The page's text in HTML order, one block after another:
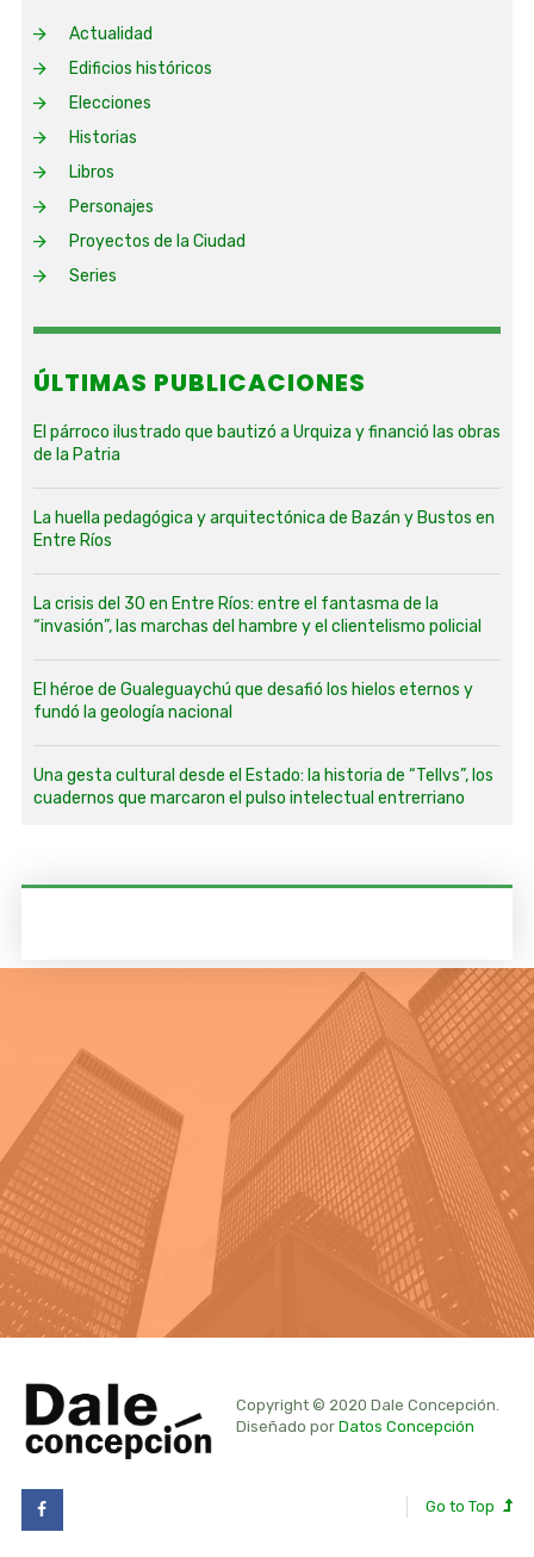
Actualidad
Edificios históricos
Elecciones
Historias
Libros
Personajes
Proyectos de la Ciudad
Series
ÚLTIMAS PUBLICACIONES
El párroco ilustrado que bautizó a Urquiza y financió las obras
de la Patria
La huella pedagógica y arquitectónica de Bazán y Bustos en
Entre Ríos
La crisis del 30 en Entre Ríos: entre el fantasma de la
“invasión”, las marchas del hambre y el clientelismo policial
El héroe de Gualeguaychú que desafió los hielos eternos y
fundó la geología nacional
Una gesta cultural desde el Estado: la historia de “Tellvs”, los
cuadernos que marcaron el pulso intelectual entrerriano
Copyright © 2020 Dale Concepción.
Diseñado por Datos Concepción
Go to Top